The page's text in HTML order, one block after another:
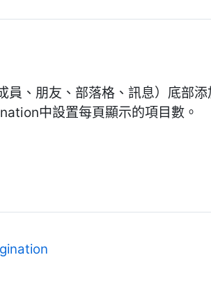
、朋友、部落格、訊息）底部添
中設置每頁顯示的項目數。